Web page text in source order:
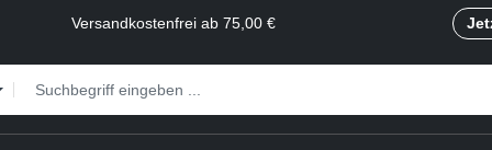
Versandkostenfrei ab 75,00 €